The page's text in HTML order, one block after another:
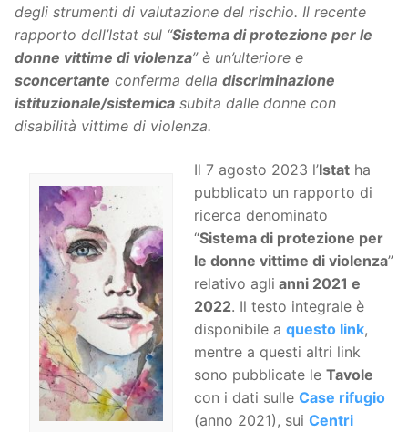
degli strumenti di valutazione del rischio. Il recente
rapporto dell’Istat sul “Sistema di protezione per le
donne vittime di violenza” è un’ulteriore e
sconcertante conferma della discriminazione
istituzionale/sistemica subita dalle donne con
disabilità vittime di violenza.
Il 7 agosto 2023 l’Istatha
pubblicato un rapporto di
ricerca denominato
“Sistema di protezione per
le donne vittime di violenza”
relativo agli anni 2021 e
2022. Il testo integrale è
disponibile a questo link,
mentre a questi altri link
sono pubblicate le Tavole
con i dati sulle Case rifugio
(anno 2021), sui Centri